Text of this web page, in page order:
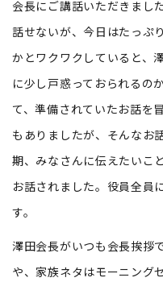
会長にご講話いただきまし
話せないが、今日はたっぷ
かとワクワクしていると、
に少し戸惑っておられるの
て、準備されていたお話を
もありましたが、そんなお
期、みなさんに伝えたいこ
お話されました。役員全員
す。
澤田会長がいつも会長挨拶
や、家族ネタはモーニング